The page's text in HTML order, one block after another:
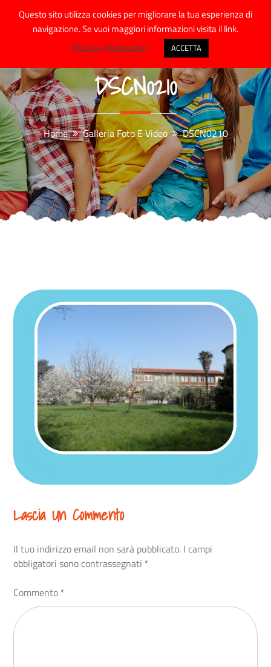
DSCN0210
Home Galleria Foto E Video DSCN0210
Lascia Un Commento
Il tuo indirizzo email non sarà pubblicato. I campi
obbligatori sono contrassegnati *
Commento *
Questo sito utilizza cookies per migliorare la tua esperienza di
navigazione. Se vuoi maggiori informazioni visita il link.
Mostra informazioni
ACCETTA